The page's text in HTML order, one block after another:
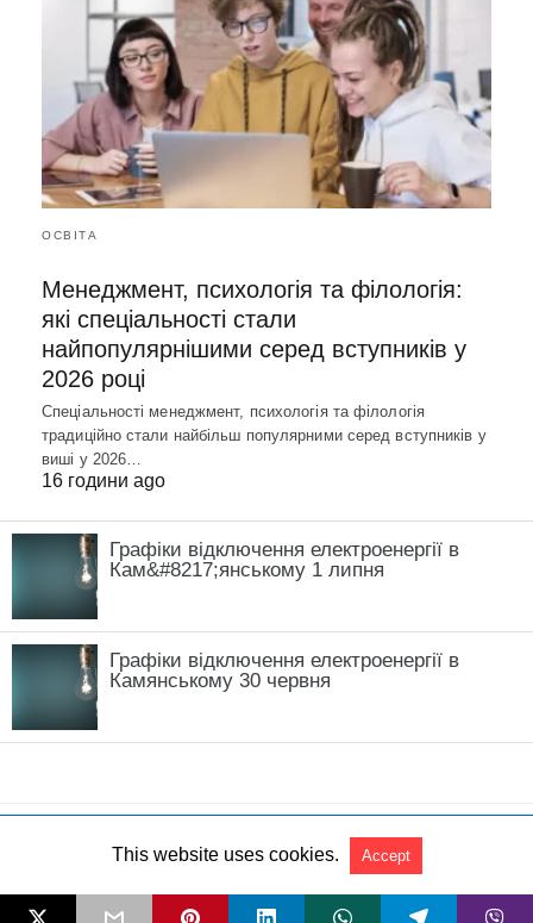
ОСВІТА
Менеджмент, психологія та філологія:
які спеціальності стали
найпопулярнішими серед вступників у
2026 році
Спеціальності менеджмент, психологія та філологія
традиційно стали найбільш популярними серед вступників у
виші у 2026…
16 години ago
Графіки відключення електроенергії в
Кам&#8217;янському 1 липня
Графіки відключення електроенергії в
Камянському 30 червня
All Rights Reserved View Non-AMP Version
This website uses cookies. Accept